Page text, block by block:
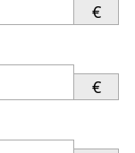
€
€